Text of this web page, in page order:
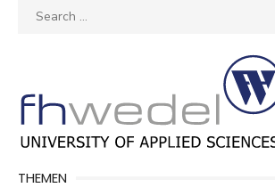
Search
THEMEN